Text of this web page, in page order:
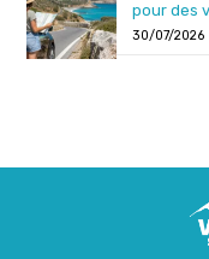
pour des
30/07/2026